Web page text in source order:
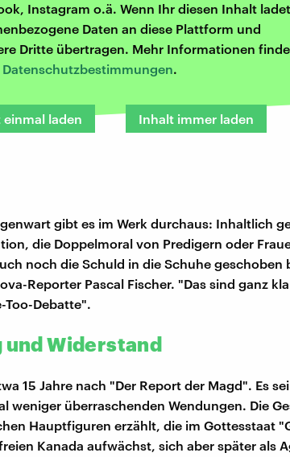
Instagram o.ä. Wenn Ihr diesen Inhalt
Daten an diese Plattform und
Dritte übertragen. Mehr Informationen
Datenschutzbestimmungen.
einmal laden Inhalt immer laden
gibt es im Werk durchaus: Inhaltlich
die Doppelmoral von Predigern oder
noch die Schuld in die Schuhe geschoben
Reporter Pascal Fischer. "Das sind ganz
Too-Debatte".
Widerstand
15 Jahre nach "Der Report der Magd". Es
weniger überraschenden Wendungen. Die
Hauptfiguren erzählt, die im Gottesstaat
Kanada aufwächst, sich aber später als